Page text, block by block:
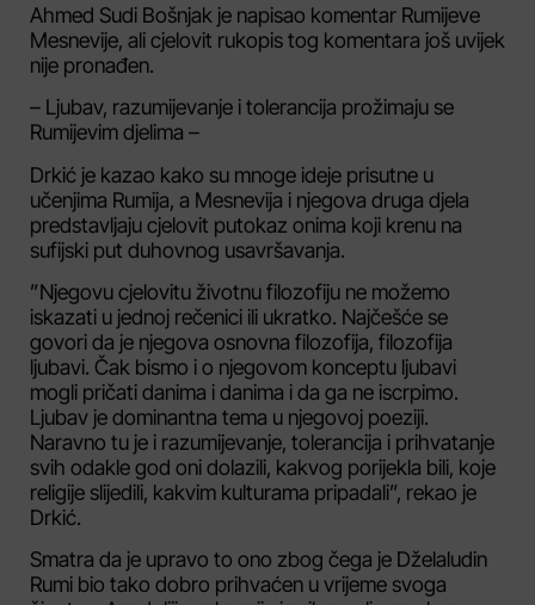
Ahmed Sudi Bošnjak je napisao komentar Rumijeve
Mesnevije, ali cjelovit rukopis tog komentara još uvijek
nije pronađen.
– Ljubav, razumijevanje i tolerancija prožimaju se
Rumijevim djelima –
Drkić je kazao kako su mnoge ideje prisutne u
učenjima Rumija, a Mesnevija i njegova druga djela
predstavljaju cjelovit putokaz onima koji krenu na
sufijski put duhovnog usavršavanja.
”Njegovu cjelovitu životnu filozofiju ne možemo
iskazati u jednoj rečenici ili ukratko. Najčešće se
govori da je njegova osnovna filozofija, filozofija
ljubavi. Čak bismo i o njegovom konceptu ljubavi
mogli pričati danima i danima i da ga ne iscrpimo.
Ljubav je dominantna tema u njegovoj poeziji.
Naravno tu je i razumijevanje, tolerancija i prihvatanje
svih odakle god oni dolazili, kakvog porijekla bili, koje
religije slijedili, kakvim kulturama pripadali”, rekao je
Drkić.
Smatra da je upravo to ono zbog čega je Dželaludin
Rumi bio tako dobro prihvaćen u vrijeme svoga